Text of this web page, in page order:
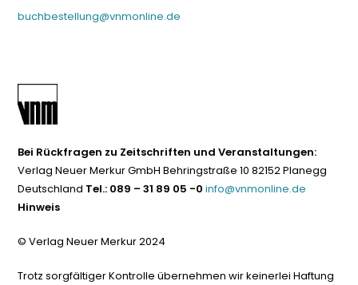
buchbestellung@vnmonline.de
Bei Rückfragen zu Zeitschriften und Veranstaltungen:
Verlag Neuer Merkur GmbH Behringstraße 10 82152 Planegg
Deutschland Tel.: 089 – 31 89 05 -0 info@vnmonline.de
Hinweis
© Verlag Neuer Merkur 2024
Trotz sorgfältiger Kontrolle übernehmen wir keinerlei Haftung